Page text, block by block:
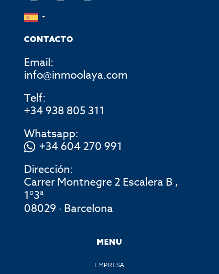
CONTACTO
Email:
info@inmoolaya.com
Telf:
+34 938 805 311
Whatsapp:
+34 604 270 991
Dirección:
Carrer Montnegre 2 Escalera B ,
1º3ª
08029 · Barcelona
MENU
EMPRESA